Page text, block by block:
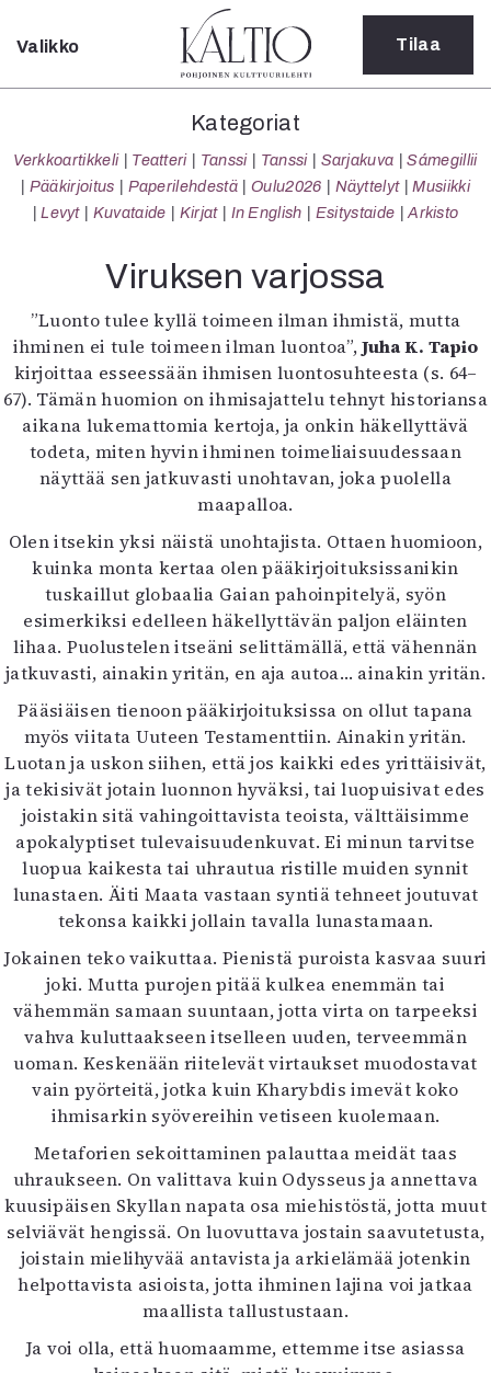
Sulje
Kategoriat
Verkkoartikkeli
Teatteri
Tanssi
Sámegillii
Pääkirjoitus
Paperilehdestä
Oulu2026
Näyttelyt
Musiikki
Levyt
Kuvataide
Kirjat
Esitystaide
Arkisto
Lehdet
4/2026
2–3/2026
1/2026
6/2025
5/2025 saame
5/2025
Lehtiarkisto
Info
Tilaus ja irtonumerot
Yhteistyössä
Toimitus
Mediatiedot
Kaltio ry
Valikko Tilaa
Kategoriat
Verkkoartikkeli Teatteri Tanssi Tanssi Sarjakuva
Sámegillii
Pääkirjoitus
Paperilehdestä Oulu2026 Näyttelyt
Musiikki
Levyt
Kuvataide Kirjat In English Esitystaide Arkisto
Viruksen varjossa
”Luonto tulee kyllä toimeen ilman ihmistä, mutta
ihminen ei tule toimeen ilman luontoa”,Juha K. Tapio
kirjoittaa esseessään ihmisen luontosuhteesta (s. 64–
67). Tämän huomion on ihmisajattelu tehnyt historiansa
aikana lukemattomia kertoja, ja onkin häkellyttävä
todeta, miten hyvin ihminen toimeliaisuudessaan
näyttää sen jatkuvasti unohtavan, joka puolella
maapalloa.
Olen itsekin yksi näistä unohtajista. Ottaen huomioon,
kuinka monta kertaa olen pääkirjoituksissanikin
tuskaillut globaalia Gaian pahoinpitelyä, syön
esimerkiksi edelleen häkellyttävän paljon eläinten
lihaa. Puolustelen itseäni selittämällä, että vähennän
jatkuvasti, ainakin yritän, en aja autoa… ainakin yritän.
Pääsiäisen tienoon pääkirjoituksissa on ollut tapana
myös viitata Uuteen Testamenttiin. Ainakin yritän.
Luotan ja uskon siihen, että jos kaikki edes yrittäisivät,
ja tekisivät jotain luonnon hyväksi, tai luopuisivat edes
joistakin sitä vahingoittavista teoista, välttäisimme
apokalyptiset tulevaisuudenkuvat. Ei minun tarvitse
luopua kaikesta tai uhrautua ristille muiden synnit
lunastaen. Äiti Maata vastaan syntiä tehneet joutuvat
tekonsa kaikki jollain tavalla lunastamaan.
Jokainen teko vaikuttaa. Pienistä puroista kasvaa suuri
joki. Mutta purojen pitää kulkea enemmän tai
vähemmän samaan suuntaan, jotta virta on tarpeeksi
vahva kuluttaakseen itselleen uuden, terveemmän
uoman. Keskenään riitelevät virtaukset muodostavat
vain pyörteitä, jotka kuin Kharybdis imevät koko
ihmisarkin syövereihin vetiseen kuolemaan.
Metaforien sekoittaminen palauttaa meidät taas
uhraukseen. On valittava kuin Odysseus ja annettava
kuusipäisen Skyllan napata osa miehistöstä, jotta muut
selviävät hengissä. On luovuttava jostain saavutetusta,
joistain mielihyvää antavista ja arkielämää jotenkin
helpottavista asioista, jotta ihminen lajina voi jatkaa
maallista tallustustaan.
Ja voi olla, että huomaamme, ettemme itse asiassa